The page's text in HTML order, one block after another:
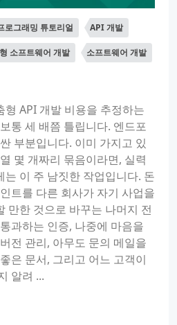
로그래밍 튜토리얼 API 개발
소프트웨어 개발 소프트웨어 개발
API 개발 비용을 추정하는
통 세 배쯤 틀립니다. 엔드포
부분입니다. 이미 가지고 있
몇 개짜리 묶음이라면, 실력
이 주 남짓한 작업입니다. 돈
트를 다른 회사가 자기 사업을
만한 것으로 바꾸는 나머지 전
과하는 인증, 나중에 마음을
전 관리, 아무도 문의 메일을
은 문서, 그리고 어느 고객이
알려 ...